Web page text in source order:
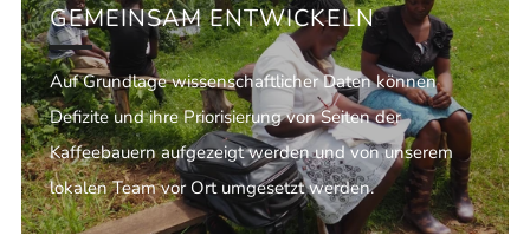
GEMEINSAM ENTWICKELN
Auf Grundlage wissenschaftlicher Daten können
Defizite und ihre Priorisierung von Seiten der
Kaffeebauern aufgezeigt werden und von unserem
lokalen Team vor Ort umgesetzt werden.